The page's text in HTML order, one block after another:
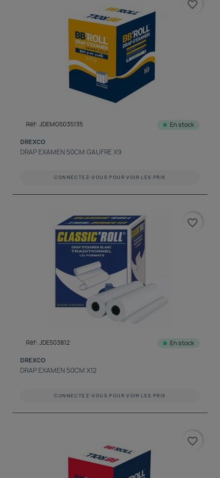
Réf: JDEMG5035135 En stock
DREXCO
DRAP EXAMEN 50CM GAUFRE X9
CONNECTEZ-VOUS POUR VOIR LES PRIX
favorite_border
Réf: JDE503812 En stock
DREXCO
DRAP EXAMEN 50CM X12
CONNECTEZ-VOUS POUR VOIR LES PRIX
favorite_border
favorite_border
découvrir notre boutique et laissez-nous vous